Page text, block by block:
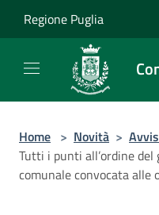
Regione Puglia
Home > Novità >
Tutti i punti all’ordine del
comunale convocata